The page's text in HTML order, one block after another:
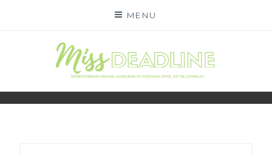
MENU
MISS DEADLINE
ONDERWEG NAAR LIEFDE, LEF EN LEVENSLUST